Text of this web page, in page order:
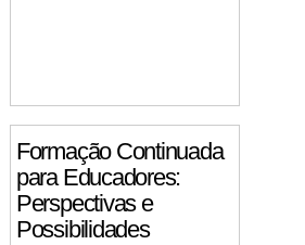
Formação Continuada
para Educadores:
Perspectivas e
Possibilidades